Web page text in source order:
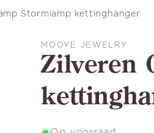
Stormlamp kettinghanger
MOOYE JEWELRY
Zilveren